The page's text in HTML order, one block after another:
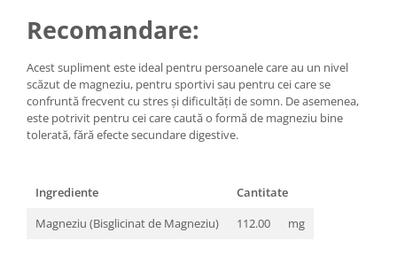
Recomandare:
Acest supliment este ideal pentru persoanele care au un nivel
scăzut de magneziu, pentru sportivi sau pentru cei care se
confruntă frecvent cu stres și dificultăți de somn. De asemenea,
este potrivit pentru cei care caută o formă de magneziu bine
tolerată, fără efecte secundare digestive.
Ingrediente
Cantitate
Magneziu (Bisglicinat de Magneziu)
112.00 mg